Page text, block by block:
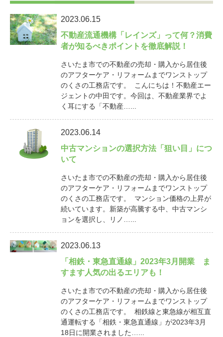
2023.06.15
不動産流通機構「レインズ」って何？消費
者が知るべきポイントを徹底解説！
さいたま市での不動産の売却・購入から居住後
のアフターケア・リフォームまでワンストップ
のくさの工務店です。 こんにちは！不動産エー
ジェントの中田です。今回は、不動産業界でよ
く耳にする「不動産…...
2023.06.14
中古マンションの選択方法「狙い目」につ
いて
さいたま市での不動産の売却・購入から居住後
のアフターケア・リフォームまでワンストップ
のくさの工務店です。 マンション価格の上昇が
続いています。新築が高騰する中、中古マンシ
ョンを選択し、リノ…...
2023.06.13
「相鉄・東急直通線」2023年3月開業 ま
すます人気の出るエリアも！
さいたま市での不動産の売却・購入から居住後
のアフターケア・リフォームまでワンストップ
のくさの工務店です。 相鉄線と東急線が相互直
通運転する「相鉄・東急直通線」が2023年3月
18日に開業されました…...